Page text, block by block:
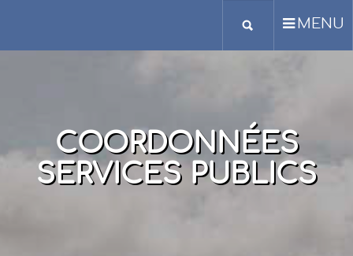
MENU
COORDONNÉES
SERVICES PUBLICS